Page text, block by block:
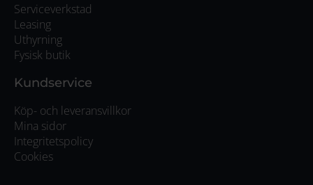
Serviceverkstad
Leasing
Uthyrning
Fysisk butik
Kundservice
Köp- och leveransvillkor
Mina sidor
Integritetspolicy
Cookies